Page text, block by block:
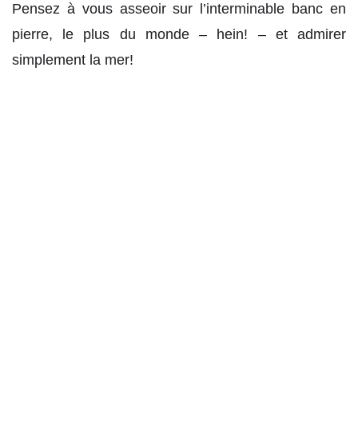
Pensez à vous asseoir sur l’interminable banc en
pierre, le plus du monde – hein! – et admirer
simplement la mer!